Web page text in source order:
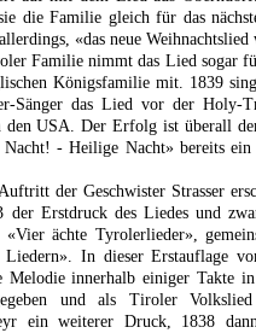
die Familie gleich für das
«das neue Weihnachtslied
Familie nimmt das Lied sogar
Königsfamilie mit. 1839
Sänger das Lied vor der Holy-
den USA. Der Erfolg ist überall
- Heilige Nacht» bereits ein
der Geschwister Strasser
der Erstdruck des Liedes und
ächte Tyrolerlieder»,
Liedern». In dieser Erstauflage
Melodie innerhalb einiger Takte
und als Tiroler Volkslied
ein weiterer Druck, 1838